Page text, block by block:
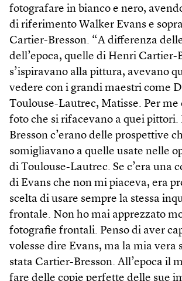
fotografare in bianco e nero,
di riferimento Walker Evans e
Cartier-Bresson. “A differenza
dell’epoca, quelle di Henri Cartier-
s’ispiravano alla pittura, avevano
vedere con i grandi maestri come
Toulouse-Lautrec, Matisse. Per me
foto che si rifacevano a quei
Bresson c’erano delle prospettive
somigliavano a quelle usate nelle
di Toulouse-Lautrec. Se c’era una
di Evans che non mi piaceva, era
scelta di usare sempre la stessa
frontale. Non ho mai apprezzato
fotografie frontali. Penso di aver
volesse dire Evans, ma la mia vera
stata Cartier-Bresson. All’epoca il
fare delle copie perfette delle sue